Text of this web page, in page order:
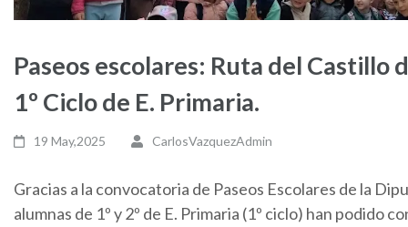
Paseos escolares: Ruta del Castillo
1º Ciclo de E. Primaria.
19 May,2025 CarlosVazquezAdmin
Gracias a la convocatoria de Paseos Escolares de la
alumnas de 1º y 2º de E. Primaria (1º ciclo) han podido